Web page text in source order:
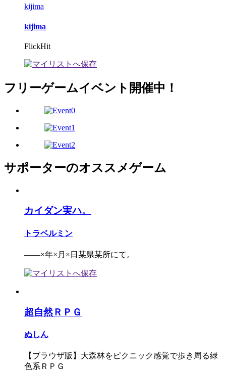
kijima
kijima
FlickHit
フリーゲームイベント開催中！
サポーターのオススメゲーム
カイダン実ハ。
トラベルミン
――×年×月×日某県某所にて。
超自然ＲＰＧ
ぬしん
【ブラウザ版】大森林をピクニック感覚で歩き周る緑
色系ＲＰＧ